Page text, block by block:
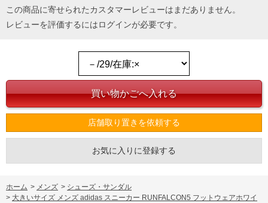
この商品に寄せられたカスタマーレビューはまだありません。
レビューを評価するにはログインが必要です。
店舗取り置きを依頼する
お気に入りに登録する
ホーム > メンズ > シューズ・サンダル
> 大きいサイズ メンズ adidas スニーカー RUNFALCON5 フットウェアホワイ